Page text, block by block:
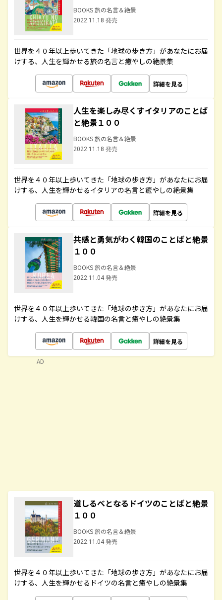
BOOKS 旅の名言＆絶景
2022.11.18 発売
世界を４０年以上歩いてきた「地球の歩き方」があなたにお届
けする、人生を輝かせる旅の名言と癒やしの絶景集
詳細を見る
人生を楽しみ尽くすイタリアのことば
と絶景１００
BOOKS 旅の名言＆絶景
2022.11.18 発売
世界を４０年以上歩いてきた「地球の歩き方」があなたにお届
けする、人生を輝かせるイタリアの名言と癒やしの絶景集
詳細を見る
共感と勇気がわく韓国のことばと絶景
１００
BOOKS 旅の名言＆絶景
2022.11.04 発売
世界を４０年以上歩いてきた「地球の歩き方」があなたにお届
けする、人生を輝かせる韓国の名言と癒やしの絶景集
詳細を見る
道しるべとなるドイツのことばと絶景
１００
BOOKS 旅の名言＆絶景
2022.11.04 発売
世界を４０年以上歩いてきた「地球の歩き方」があなたにお届
けする、人生を輝かせるドイツの名言と癒やしの絶景集
AD